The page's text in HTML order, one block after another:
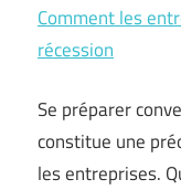
Comment les
récession
Se préparer
constitue une
les entreprises.